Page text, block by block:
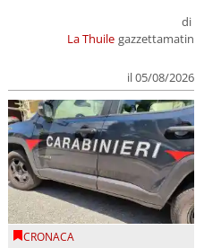
La Thuile
di
gazzettamatin
il 05/08/2026
CRONACA